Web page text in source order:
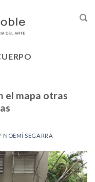
el mapa otras
NOEMÍ SEGARRA